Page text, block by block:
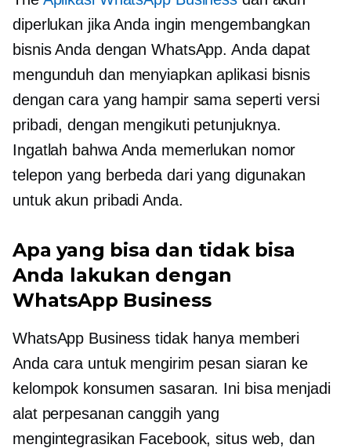
diperlukan jika Anda ingin mengembangkan
bisnis Anda dengan WhatsApp. Anda dapat
mengunduh dan menyiapkan aplikasi bisnis
dengan cara yang hampir sama seperti versi
pribadi, dengan mengikuti petunjuknya.
Ingatlah bahwa Anda memerlukan nomor
telepon yang berbeda dari yang digunakan
untuk akun pribadi Anda.
Apa yang bisa dan tidak bisa
Anda lakukan dengan
WhatsApp Business
WhatsApp Business tidak hanya memberi
Anda cara untuk mengirim pesan siaran ke
kelompok konsumen sasaran. Ini bisa menjadi
alat perpesanan canggih yang
mengintegrasikan Facebook, situs web, dan